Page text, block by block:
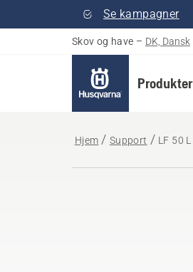
Se kampagner
Skov og have – DK, Dansk
Produkter
Hjem Support LF 50 L